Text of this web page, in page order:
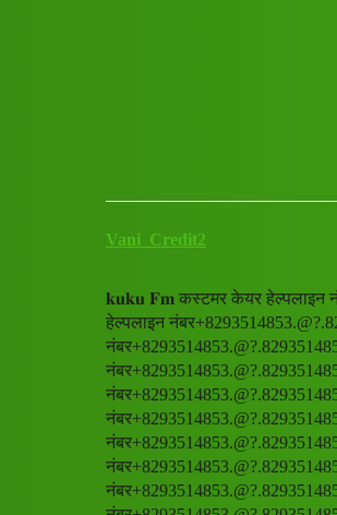
Vani_Credit2
𝐤𝐮𝐤𝐮 𝐅𝐦 कस्टमर केयर हेल्पलाइन
हेल्पलाइन